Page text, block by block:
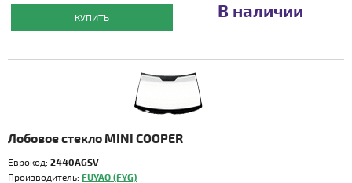
КУПИТЬ В наличии
Лобовое стекло MINI COOPER
Еврокод: 2440AGSV
Производитель: FUYAO (FYG)